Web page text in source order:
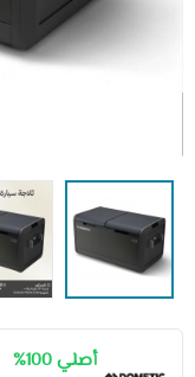
أصلي 100%